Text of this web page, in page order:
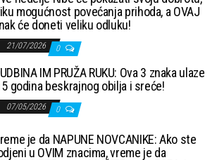
mogućnost povećanja prihoda, a OVAJ
će doneti veliku odluku!
21/07/2026 0
IM PRUŽA RUKU: Ova 3 znaka ulaze
5 godina beskrajnog obilja i sreće!
07/05/2026 0
je da NAPUNE NOVCANIKE: Ako ste
u OVIM znacima, vreme je da